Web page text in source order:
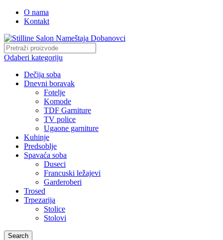
O nama
Kontakt
Odaberi kategoriju
Dečija soba
Dnevni boravak
Fotelje
Komode
TDF Garniture
TV police
Ugaone garniture
Kuhinje
Predsoblje
Spavaća soba
Duseci
Francuski ležajevi
Garderoberi
Trosed
Trpezarija
Stolice
Stolovi
Search